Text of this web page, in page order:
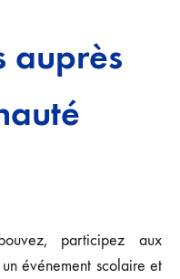
auprès
participez aux
événement scolaire et